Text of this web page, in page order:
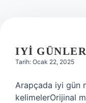
IYI
Tarih: Ocak 22, 2025
Arapçada iyi gün
kelimelerOrijinal